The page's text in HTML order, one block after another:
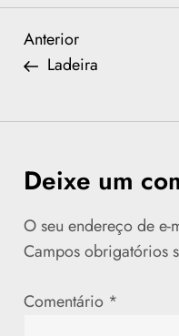
N
v
e
g
a
ç
Previous
Post
Anterior
Ladeira
Deixe um
O seu endereço de
Campos obrigatórios
Comentário *